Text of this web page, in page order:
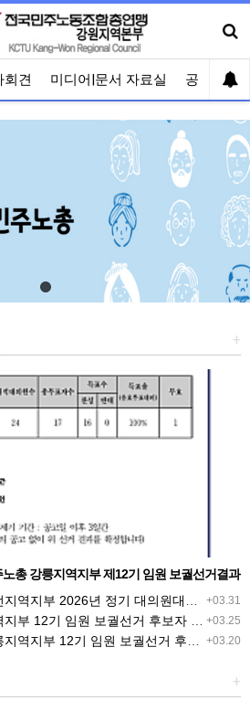
회견 미디어|문서 자료실 공유게시
+
총 강릉지역지부 제12기 임원 보궐선거결과
공고
+03.31
부 2026년 정기 대의원대회 재소집 건
+03.25
12기 임원 보궐선거 후보자 확정 공고
+03.20
기 임원 보궐선거 후보 등록 기간 연장 공고
+